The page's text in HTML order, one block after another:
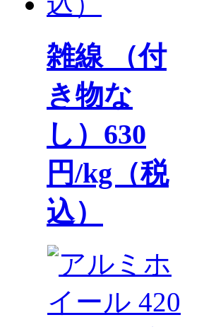
雑線 （付
き物な
し）630
円/kg（税
込）